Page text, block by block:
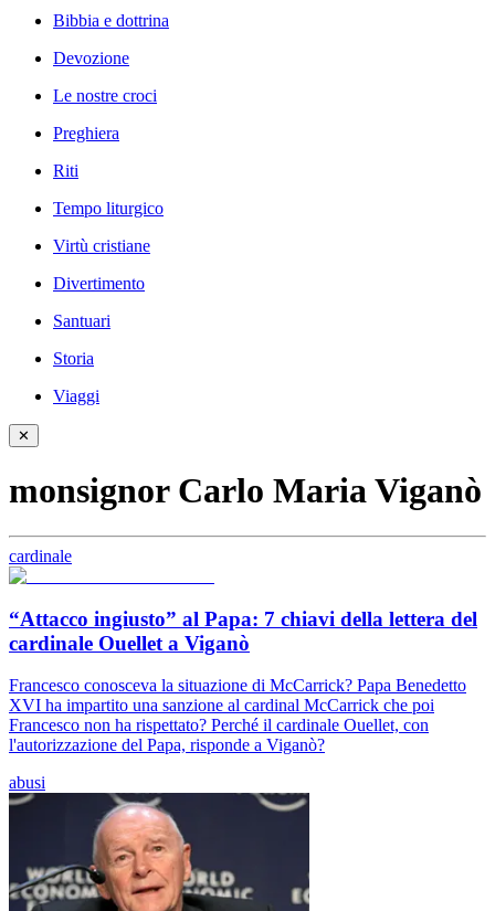
Bibbia e dottrina
Devozione
Le nostre croci
Preghiera
Riti
Tempo liturgico
Virtù cristiane
Divertimento
Santuari
Storia
Viaggi
✕
monsignor Carlo Maria Viganò
cardinale
“Attacco ingiusto” al Papa: 7 chiavi della lettera del
cardinale Ouellet a Viganò
Francesco conosceva la situazione di McCarrick? Papa Benedetto
XVI ha impartito una sanzione al cardinal McCarrick che poi
Francesco non ha rispettato? Perché il cardinale Ouellet, con
l'autorizzazione del Papa, risponde a Viganò?
abusi